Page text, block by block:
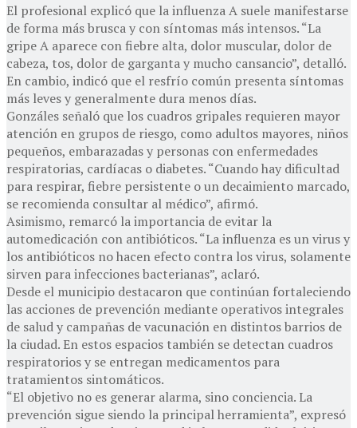
El profesional explicó que la influenza A suele manifestarse
de forma más brusca y con síntomas más intensos. “La
gripe A aparece con fiebre alta, dolor muscular, dolor de
cabeza, tos, dolor de garganta y mucho cansancio”, detalló.
En cambio, indicó que el resfrío común presenta síntomas
más leves y generalmente dura menos días.
Gonzáles señaló que los cuadros gripales requieren mayor
atención en grupos de riesgo, como adultos mayores, niños
pequeños, embarazadas y personas con enfermedades
respiratorias, cardíacas o diabetes. “Cuando hay dificultad
para respirar, fiebre persistente o un decaimiento marcado,
se recomienda consultar al médico”, afirmó.
Asimismo, remarcó la importancia de evitar la
automedicación con antibióticos. “La influenza es un virus y
los antibióticos no hacen efecto contra los virus, solamente
sirven para infecciones bacterianas”, aclaró.
Desde el municipio destacaron que continúan fortaleciendo
las acciones de prevención mediante operativos integrales
de salud y campañas de vacunación en distintos barrios de
la ciudad. En estos espacios también se detectan cuadros
respiratorios y se entregan medicamentos para
tratamientos sintomáticos.
“El objetivo no es generar alarma, sino conciencia. La
prevención sigue siendo la principal herramienta”, expresó